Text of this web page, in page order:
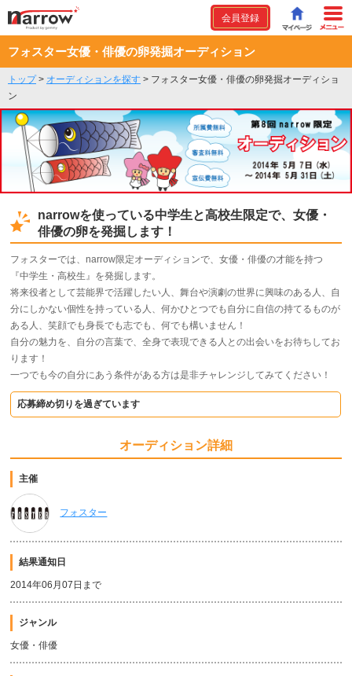
会員登録
フォスター女優・俳優の卵発掘オーディション
トップ> オーディションを探す > フォスター女優・俳優の卵発掘オーディショ
ン
narrowを使っている中学生と高校生限定で、女優・
俳優の卵を発掘します！
フォスターでは、narrow限定オーディションで、女優・俳優の才能を持つ
『中学生・高校生』を発掘します。
将来役者として芸能界で活躍したい人、舞台や演劇の世界に興味のある人、自
分にしかない個性を持っている人、何かひとつでも自分に自信の持てるものが
ある人、笑顔でも身長でも志でも、何でも構いません！
自分の魅力を、自分の言葉で、全身で表現できる人との出会いをお待ちしてお
ります！
一つでも今の自分にあう条件がある方は是非チャレンジしてみてください！
応募締め切りを過ぎています
オーディション詳細
主催
フォスター
結果通知日
2014年06月07日まで
ジャンル
女優・俳優